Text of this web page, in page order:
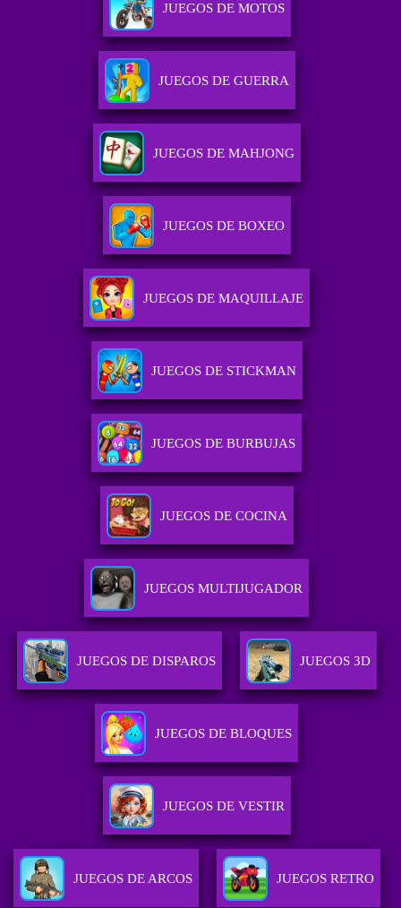
JUEGOS DE MOTOS
JUEGOS DE GUERRA
JUEGOS DE MAHJONG
JUEGOS DE BOXEO
JUEGOS DE MAQUILLAJE
JUEGOS DE STICKMAN
JUEGOS DE BURBUJAS
JUEGOS DE COCINA
JUEGOS MULTIJUGADOR
JUEGOS DE DISPAROS JUEGOS 3D
JUEGOS DE BLOQUES
JUEGOS DE VESTIR
JUEGOS DE ARCOS JUEGOS RETRO